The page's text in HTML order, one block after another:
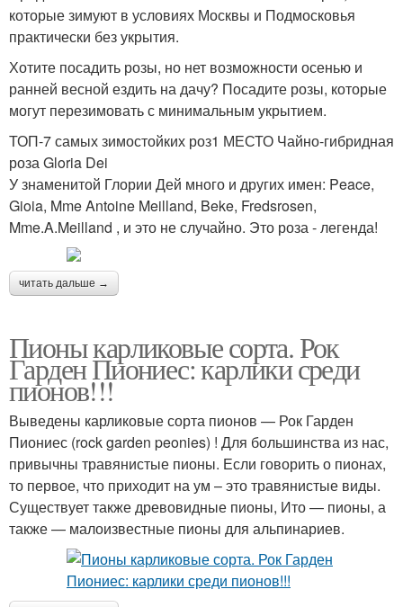
которые зимуют в условиях Москвы и Подмосковья
практически без укрытия.
Хотите посадить розы, но нет возможности осенью и
ранней весной ездить на дачу? Посадите розы, которые
могут перезимовать с минимальным укрытием.
ТОП-7 самых зимостойких роз1 МЕСТО Чайно-гибридная
роза Gloria Dei
У знаменитой Глории Дей много и других имен: Peace,
Gioia, Mme Antoine Meilland, Beke, Fredsrosen,
Mme.A.Meilland , и это не случайно. Это роза - легенда!
читать дальше →
Пионы карликовые сорта. Рок
Гарден Пиониес: карлики среди
пионов!!!
Выведены карликовые сорта пионов — Рок Гарден
Пиониес (rock garden peonies) ! Для большинства из нас,
привычны травянистые пионы. Если говорить о пионах,
то первое, что приходит на ум – это травянистые виды.
Существует также древовидные пионы, Ито — пионы, а
также — малоизвестные пионы для альпинариев.